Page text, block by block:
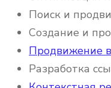
Поиск и
Создание и
Продвижение
Разработка